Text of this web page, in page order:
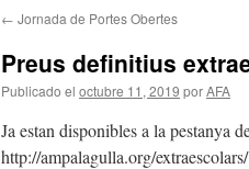
← Jornada de Portes Obertes
Preus definitius
Publicado el octubre 11, 2019 porAFA
Ja estan disponibles a la pestanya
http://ampalagulla.org/extraescolars/